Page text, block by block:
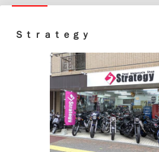
Ｓｔｒａｔｅｇｙ